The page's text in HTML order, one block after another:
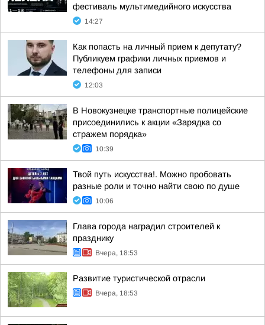
фестиваль мультимедийного искусства
14:27
Как попасть на личный прием к депутату?
Публикуем графики личных приемов и
телефоны для записи
12:03
В Новокузнецке транспортные полицейские
присоединились к акции «Зарядка со
стражем порядка»
10:39
Твой путь искусства!. Можно пробовать
разные роли и точно найти свою по душе
10:06
Глава города наградил строителей к
празднику
Вчера, 18:53
Развитие туристической отрасли
Вчера, 18:53